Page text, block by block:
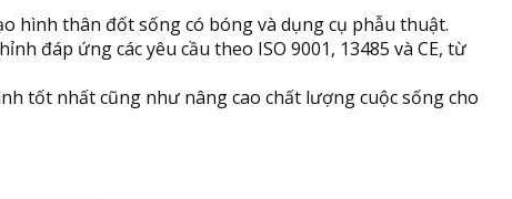
hình thân đốt sống có bóng và dụng cụ phẫu thuật.
đáp ứng các yêu cầu theo ISO 9001, 13485 và CE, từ
tốt nhất cũng như nâng cao chất lượng cuộc sống cho